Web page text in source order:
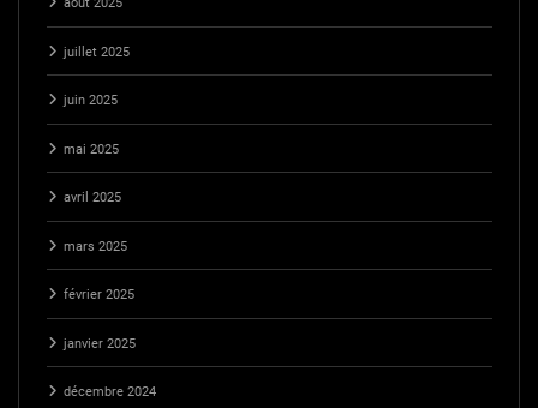
juillet 2025
juin 2025
mai 2025
avril 2025
mars 2025
février 2025
janvier 2025
décembre 2024